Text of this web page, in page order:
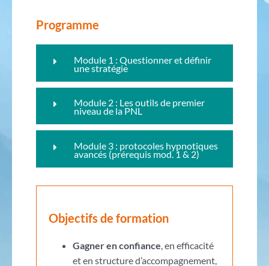
Programme
Module 1 : Questionner et définir
une stratégie
Module 2 : Les outils de premier
niveau de la PNL
Module 3 : protocoles hypnotiques
avancés (prérequis mod. 1 & 2)
Objectifs de formation
Gagner en confiance, en efficacité
et en structure d’accompagnement,